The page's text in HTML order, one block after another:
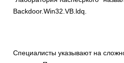
Backdoor.Win32.VB.ldq.
Специалисты указывают на